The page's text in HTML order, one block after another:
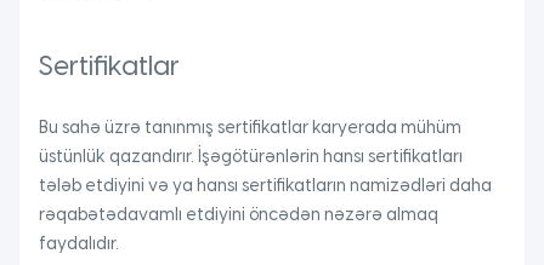
Sertifikatlar
Bu sahə üzrə tanınmış sertifikatlar karyerada mühüm
üstünlük qazandırır. İşəgötürənlərin hansı sertifikatları
tələb etdiyini və ya hansı sertifikatların namizədləri daha
rəqabətədavamlı etdiyini öncədən nəzərə almaq
faydalıdır.